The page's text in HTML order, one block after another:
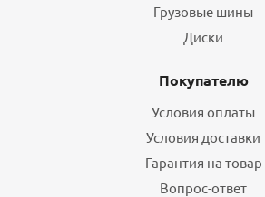
Грузовые шины
Диски
Покупателю
Условия оплаты
Условия доставки
Гарантия на товар
Вопрос-ответ